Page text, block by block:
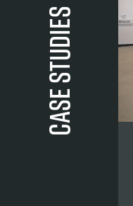
Case Studies